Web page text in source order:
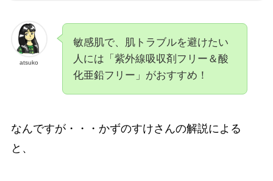
atsuko
敏感肌で、肌トラブルを避けたい
人には「紫外線吸収剤フリー＆酸
化亜鉛フリー」がおすすめ！
なんですが・・・かずのすけさんの解説による
と、